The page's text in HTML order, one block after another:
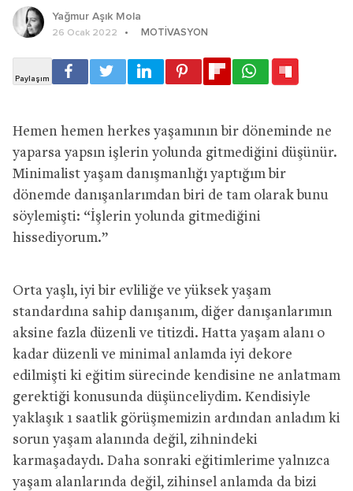
Yağmur Aşık Mola
26 Ocak 2022 MOTIVASYON
Hemen hemen herkes yaşamının bir döneminde ne
yaparsa yapsın işlerin yolunda gitmediğini düşünür.
Minimalist yaşam danışmanlığı yaptığım bir
dönemde danışanlarımdan biri de tam olarak bunu
söylemişti: “İşlerin yolunda gitmediğini
hissediyorum.”
Orta yaşlı, iyi bir evliliğe ve yüksek yaşam
standardına sahip danışanım, diğer danışanlarımın
aksine fazla düzenli ve titizdi. Hatta yaşam alanı o
kadar düzenli ve minimal anlamda iyi dekore
edilmişti ki eğitim sürecinde kendisine ne anlatmam
gerektiği konusunda düşünceliydim. Kendisiyle
yaklaşık 1 saatlik görüşmemizin ardından anladım ki
sorun yaşam alanında değil, zihnindeki
karmaşadaydı. Daha sonraki eğitimlerime yalnızca
yaşam alanlarında değil, zihinsel anlamda da bizi